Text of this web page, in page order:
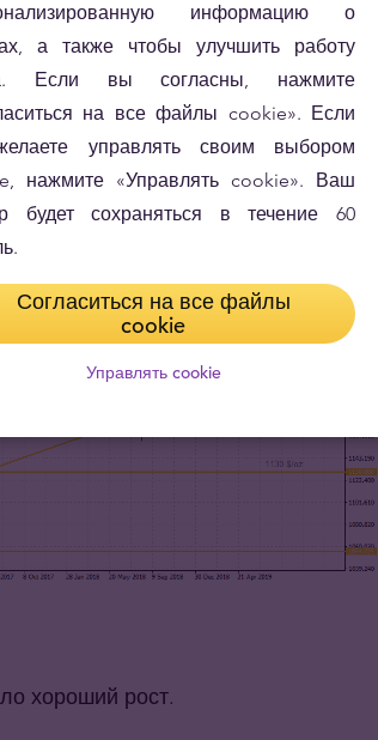
хороший рост.
информацию о
а также чтобы улучшить работу
Если вы согласны, нажмите
на все файлы cookie». Если
управлять своим выбором
нажмите «Управлять cookie». Ваш
будет сохраняться в течение 60
Согласиться на все файлы
cookie
Управлять cookie